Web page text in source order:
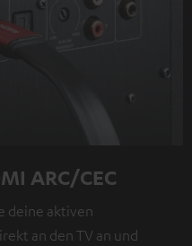
ARC/CEC
deine aktiven
an den TV an und